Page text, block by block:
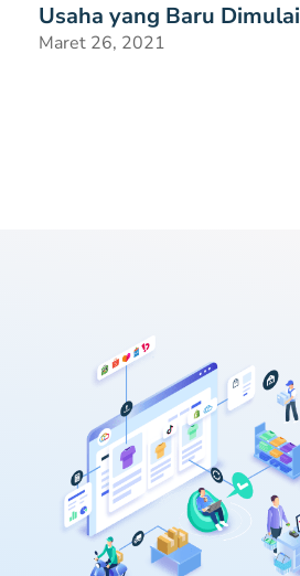
Usaha yang Baru Dimulai
Maret 26, 2021